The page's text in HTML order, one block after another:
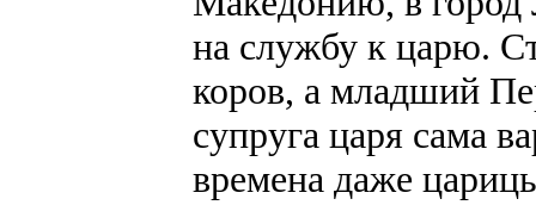
на службу к царю.
коров, а младший
супруга царя сама
времена даже